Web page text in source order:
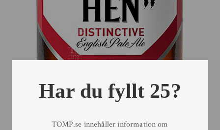
Har du fyllt 25?
TOMP.se innehåller information om